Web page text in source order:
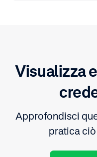
Visualizza
Approfondisci
pratica